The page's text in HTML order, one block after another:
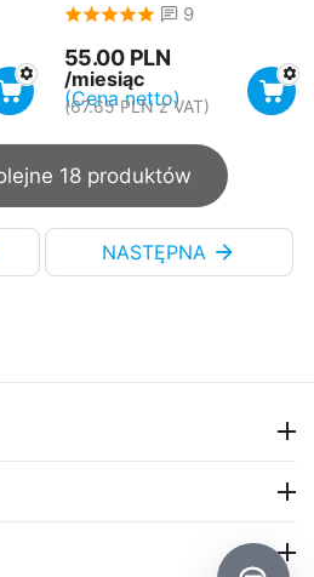
(subskrypcja)9
55.00 PLN
/miesiąc
(Cena netto)
(67.65 PLNz VAT)
18 produktów
NASTĘPNA